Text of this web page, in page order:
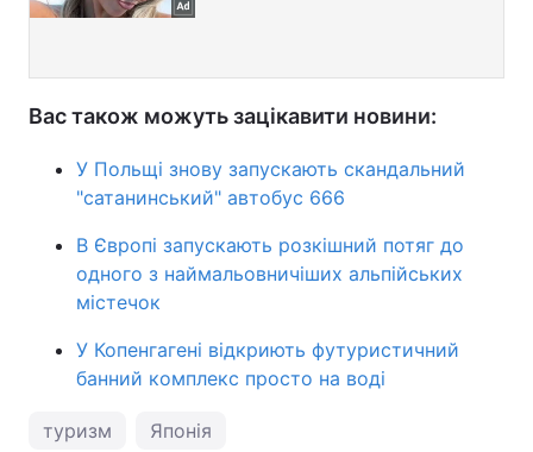
Вас також можуть зацікавити новини:
У Польщі знову запускають скандальний
"сатанинський" автобус 666
В Європі запускають розкішний потяг до
одного з наймальовничіших альпійських
містечок
У Копенгагені відкриють футуристичний
банний комплекс просто на воді
туризм Японія